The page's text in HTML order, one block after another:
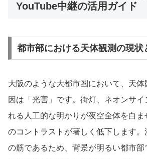
YouTube中継の活用ガイド
都市部における天体観測の現状
大阪のような大都市圏において、天
因は「光害」です。街灯、ネオンサ
れる人工的な明かりが夜空全体を白ま
のコントラストが著しく低下します
の筋であるため、背景が明るい都市部